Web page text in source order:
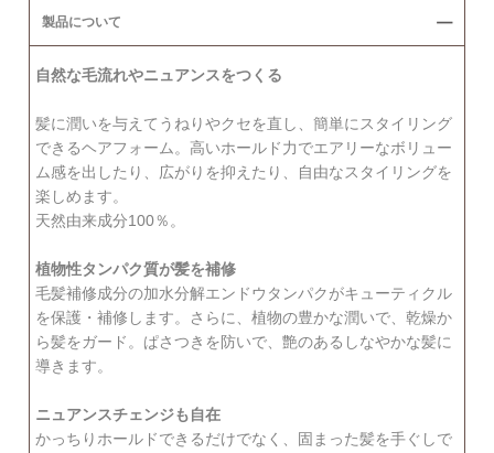
製品について
自然な毛流れやニュアンスをつくる
髪に潤いを与えてうねりやクセを直し、簡単にスタイリング
できるヘアフォーム。高いホールド力でエアリーなボリュー
ム感を出したり、広がりを抑えたり、自由なスタイリングを
楽しめます。
天然由来成分100％。
植物性タンパク質が髪を補修
毛髪補修成分の加水分解エンドウタンパクがキューティクル
を保護・補修します。さらに、植物の豊かな潤いで、乾燥か
ら髪をガード。ぱさつきを防いで、艶のあるしなやかな髪に
導きます。
ニュアンスチェンジも自在
かっちりホールドできるだけでなく、固まった髪を手ぐしで